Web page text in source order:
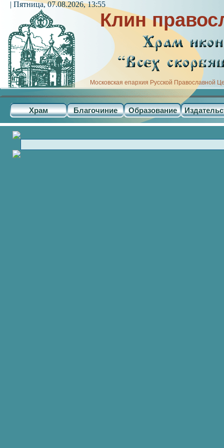
Клин
Московская епархия Русской Православной
Храм Благочиние Образование
| Пятница, 07.08.2026, 13:55